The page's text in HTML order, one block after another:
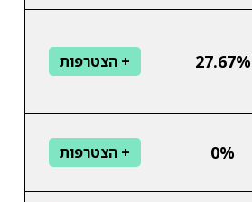
27.67% + הצטרפות
0% + הצטרפות